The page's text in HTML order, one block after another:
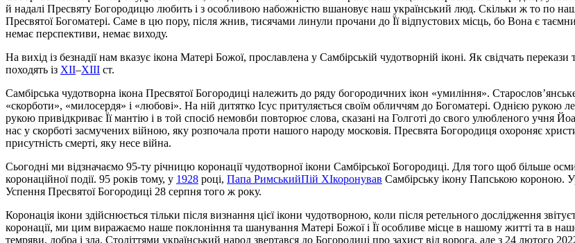
й надалі Пресвяту Богородицю любить і з особливою набожністю вшановує наш український люд. Скільки ж то по
Пресвятої Богоматері. Саме в цю пору, після жнив, тисячами линули прочани до Її відпустових місць, бо Вона є
немає перспективи, немає виходу.
На вихід із безнадії нам вказує ікона Матері Божої, прославлена у Самбірській чудотворній іконі. Як свідчать
походять із XII–XIII ст.
Самбірська чудотворна ікона Пресвятої Богородиці належить до ряду богородичних ікон «умиління».
«скорботи», «милосердя» і «любові». На ній дитятко Ісус притуляється своїм обличчям до Богоматері. Однією
рукою привідкриває Її мантію і в той спосіб немовби повторює слова, сказані на Голготі до свого улюбленого учня
нас у скорботі засмучених війною, яку розпочала проти нашого народу московія. Пресвята Богородиця охороняє
присутність смерті, яку несе війна.
Сьогодні ми відзначаємо 95-ту річницю коронації чудотворної ікони Самбірської Богородиці. Для того щоб більше
коронаційної події. 95 років тому, у 1928 році, Папа РимськийПій XIкоронував Самбірську ікону Папською короною.
Успення Пресвятої Богородиці 28 серпня того ж року.
Коронація ікони здійснюється тільки після визнання цієї ікони чудотворною, коли після ретельного дослідження
коронації, ми цим виражаємо наше поклоніння та шанування Матері Божої і Її особливе місце в нашому житті та в
темряви, добра і зла. Століттями український народ звертався до Богородиці про захист від ворога, але з 24 лютого